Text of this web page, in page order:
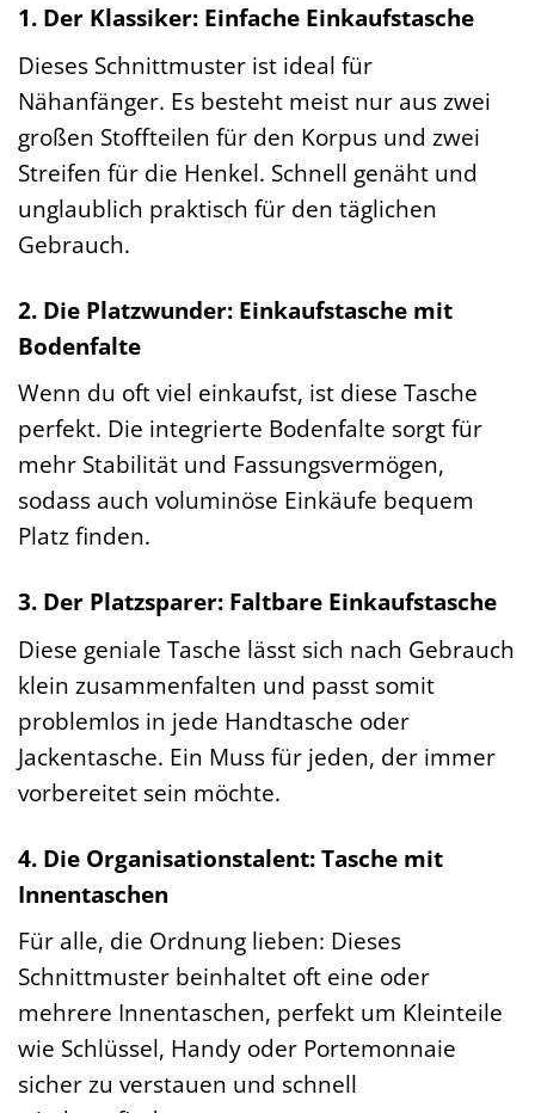
1. Der Klassiker: Einfache Einkaufstasche
Dieses Schnittmuster ist ideal für
Nähanfänger. Es besteht meist nur aus zwei
großen Stoffteilen für den Korpus und zwei
Streifen für die Henkel. Schnell genäht und
unglaublich praktisch für den täglichen
Gebrauch.
2. Die Platzwunder: Einkaufstasche mit
Bodenfalte
Wenn du oft viel einkaufst, ist diese Tasche
perfekt. Die integrierte Bodenfalte sorgt für
mehr Stabilität und Fassungsvermögen,
sodass auch voluminöse Einkäufe bequem
Platz finden.
3. Der Platzsparer: Faltbare Einkaufstasche
Diese geniale Tasche lässt sich nach Gebrauch
klein zusammenfalten und passt somit
problemlos in jede Handtasche oder
Jackentasche. Ein Muss für jeden, der immer
vorbereitet sein möchte.
4. Die Organisationstalent: Tasche mit
Innentaschen
Für alle, die Ordnung lieben: Dieses
Schnittmuster beinhaltet oft eine oder
mehrere Innentaschen, perfekt um Kleinteile
wie Schlüssel, Handy oder Portemonnaie
sicher zu verstauen und schnell